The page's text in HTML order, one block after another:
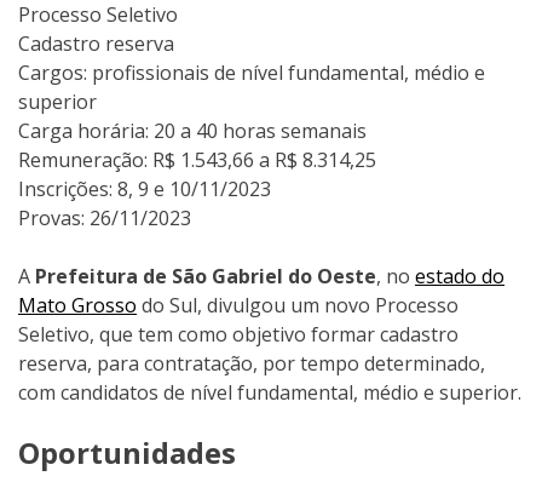
Processo Seletivo
Cadastro reserva
Cargos: profissionais de nível fundamental, médio e
superior
Carga horária: 20 a 40 horas semanais
Remuneração: R$ 1.543,66 a R$ 8.314,25
Inscrições: 8, 9 e 10/11/2023
Provas: 26/11/2023
A Prefeitura de São Gabriel do Oeste, no estado do
Mato Grosso do Sul, divulgou um novo Processo
Seletivo, que tem como objetivo formar cadastro
reserva, para contratação, por tempo determinado,
com candidatos de nível fundamental, médio e superior.
Oportunidades